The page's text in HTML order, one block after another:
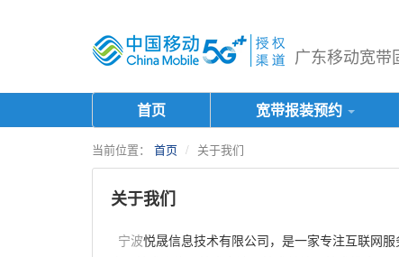
广东移动宽带
首页 宽带报装预约
当前位置： 首页 关于我们
关于我们
宁波悦晟信息技术有限公司，是一家专注互联网